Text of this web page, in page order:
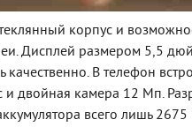
корпус и
Дисплей размером 5,5
качественно. В телефон
и двойная камера 12 Мп.
всего лишь